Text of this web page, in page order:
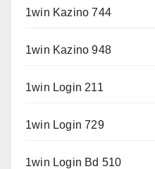
1win Kazino 744
1win Kazino 948
1win Login 211
1win Login 729
1win Login Bd 510